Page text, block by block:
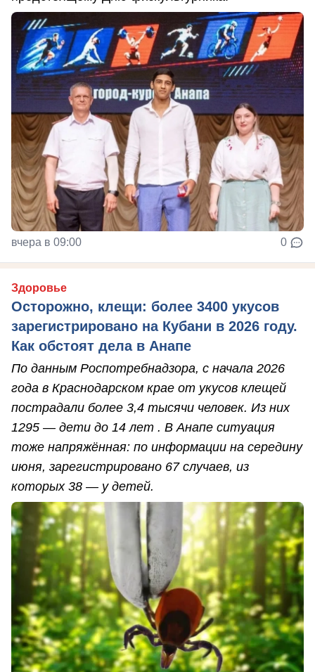
вчера в 09:00 0
Здоровье
Осторожно, клещи: более 3400 укусов
зарегистрировано на Кубани в 2026 году.
Как обстоят дела в Анапе
По данным Роспотребнадзора, с начала 2026
года в Краснодарском крае от укусов клещей
пострадали более 3,4 тысячи человек. Из них
1295 — дети до 14 лет . В Анапе ситуация
тоже напряжённая: по информации на середину
июня, зарегистрировано 67 случаев, из
которых 38 — у детей.